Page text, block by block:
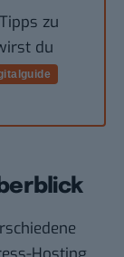
zu
du